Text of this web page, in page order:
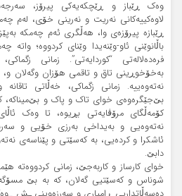
وەک ڕێباز و ڕێچکەیەکی پیرۆز،
لاوەکییەکانی نەریت و نەرینی خۆی، لەم
ڕێبازە پیرۆزەی وا، هەڵگری ئەم چەمکە
باڵانوێنی ئاو-وێنەیدا وێنای کردووە؛
فرەدەلالەتی “کوردایەتی”. زمانی
بەخۆخوڕینی تاق و تاقمی هۆزان وگەلان
نەتەوەییە. زمانی زگماکی، خەڵاتی
بێ‌جێگرەوەی خوای تاک و پاک و بێ‌میناکە،
کۆمەڵگای مرۆڤایەتی بڕیوە، تا وەک
نەتەوەیی و بەیداخی بەرزی خۆیی و
ئاشکرا و کردەیی، بە کەسێتی و پێناسەی
دابێ.
خوای کارساز و کاربەجێ، زمانی کردووەتە
شوناس و کەسێتیی گەلان، کە بە بێ